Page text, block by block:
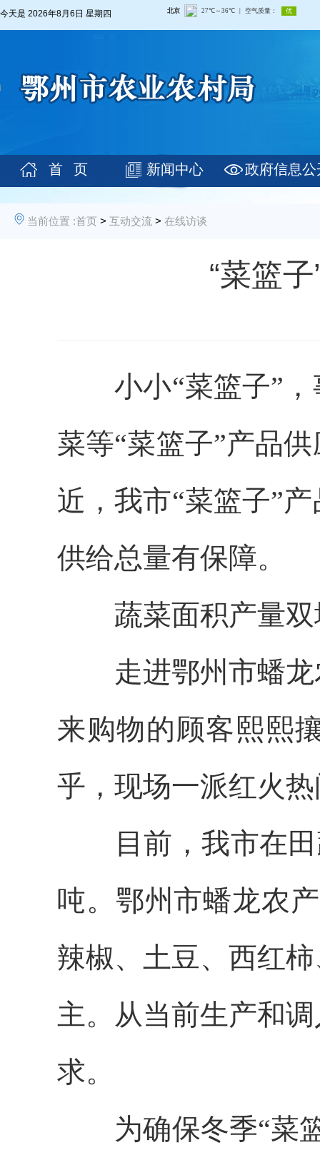
今天是 2026年8月6日 星期四
首 页 新闻中心 政府信息公
当前位置 :首页 > 互动交流 > 在线访谈
“菜篮
小小“菜篮子”
菜等“菜篮子”产品
近，我市“菜篮子”
供给总量有保障。
蔬菜面积产量
走进鄂州市蟠龙
来购物的顾客熙熙
乎，现场一派红火
目前，我市在田
吨。鄂州市蟠龙农
辣椒、土豆、西红
主。从当前生产和
求。
为确保冬季“菜篮